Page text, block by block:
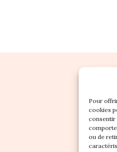
Pour
cookies
consentir
ou de